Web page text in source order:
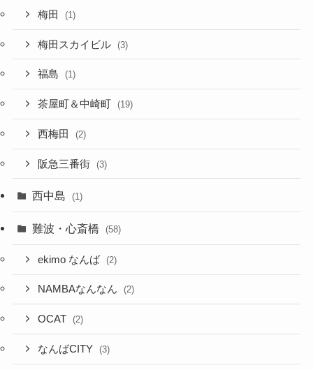
梅田 (1)
梅田スカイビル (3)
福島 (1)
茶屋町＆中崎町 (19)
西梅田 (2)
阪急三番街 (3)
西中島 (1)
難波・心斎橋 (58)
ekimo なんば (2)
NAMBAなんなん (2)
OCAT (2)
なんばCITY (3)